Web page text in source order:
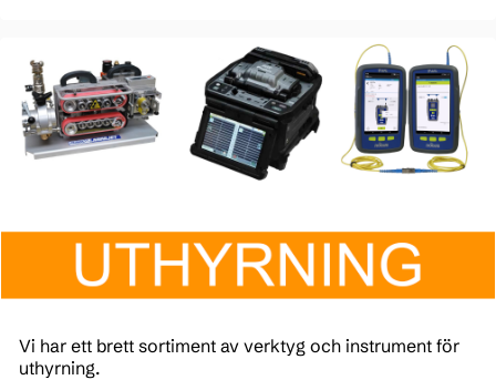
Vi har ett brett sortiment av verktyg och instrument för
uthyrning.